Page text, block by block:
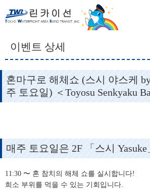
이벤트 상세
혼마구로 해체쇼 (스시 야스케
주 토요일) ＜Toyosu Senkyaku
매주 토요일은 2F 「스시 Yasuke
11:30 〜 혼 참치의 해체 쇼를 실시합니다!
희소 부위를 먹을 수 있는 기회입니다.